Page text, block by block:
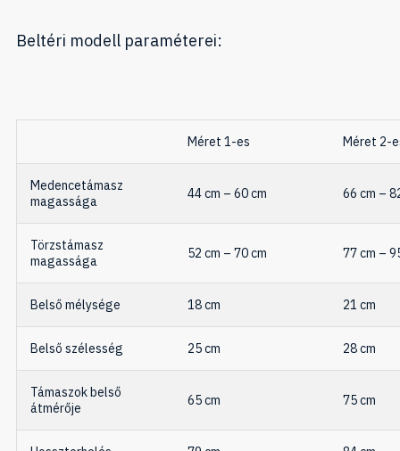
Beltéri modell paraméterei:
Méret 1-es Méret 2-
Medencetámasz
magassága
44 cm – 60 cm 66 cm –
Törzstámasz
magassága
52 cm – 70 cm 77 cm –
Belső mélysége 18 cm 21 cm
Belső szélesség 25 cm 28 cm
Támaszok belső
átmérője
65 cm 75 cm